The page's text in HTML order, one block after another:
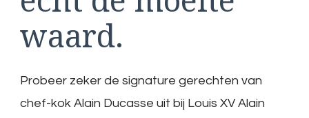
waard.
Probeer zeker de signature gerechten van
chef-kok Alain Ducasse uit bij Louis XV Alain